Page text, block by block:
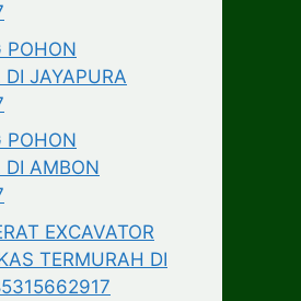
POHON
DI JAYAPURA
POHON
DI AMBON
EXCAVATOR
TERMURAH DI